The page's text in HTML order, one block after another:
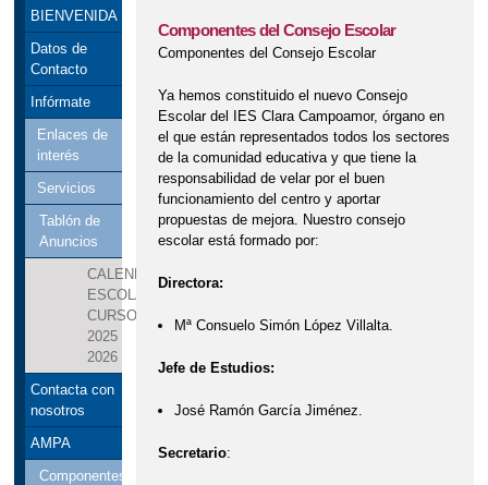
BIENVENIDA
Datos de
Contacto
Infórmate
Enlaces de
interés
Servicios
Tablón de
Anuncios
CALENDARIO
ESCOLAR
CURSO
2025
2026
Contacta con
nosotros
AMPA
Componentes
Componentes del Consejo Escolar
Componentes del Consejo Escolar
Ya hemos constituido el nuevo Consejo
Escolar del IES Clara Campoamor, órgano en
el que están representados todos los sectores
de la comunidad educativa y que tiene la
responsabilidad de velar por el buen
funcionamiento del centro y aportar
propuestas de mejora. Nuestro consejo
escolar está formado por:
Directora:
Mª Consuelo Simón López Villalta.
Jefe de Estudios:
José Ramón García Jiménez.
Secretario: